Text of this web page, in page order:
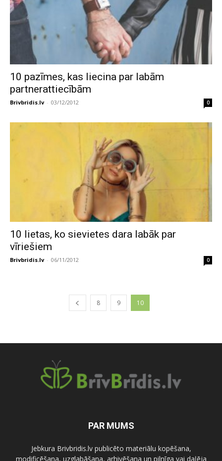
10 pazīmes, kas liecina par labām
partnerattiecībām
Brivbridis.lv - 03/12/2012 0
10 lietas, ko sievietes dara labāk par
vīriešiem
Brivbridis.lv - 06/11/2012 0
8 9 10
PAR MUMS
Jebkura Brivbridis.lv publicēto materiālu kopēšana,
modificēšana, uzglabāšana, arhivēšana un pilnīga vai daļēja